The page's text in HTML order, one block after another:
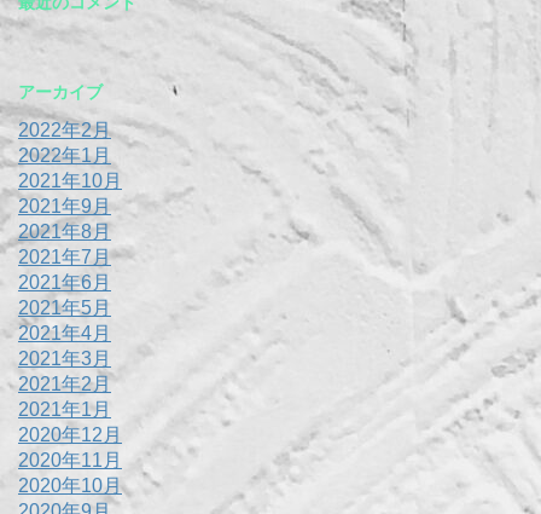
アーカイブ
2022年2月
2022年1月
2021年10月
2021年9月
2021年8月
2021年7月
2021年6月
2021年5月
2021年4月
2021年3月
2021年2月
2021年1月
2020年12月
2020年11月
2020年10月